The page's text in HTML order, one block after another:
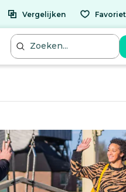
Vergelijken